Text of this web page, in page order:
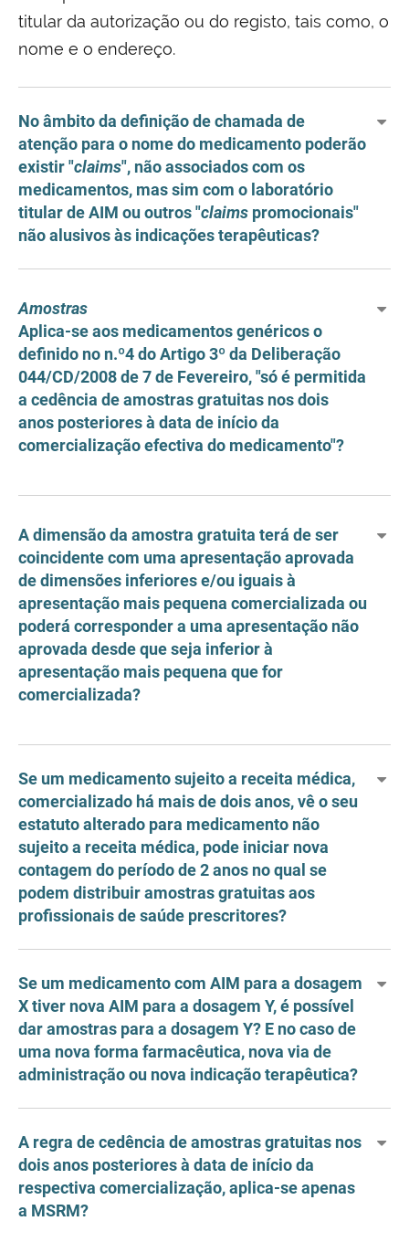
titular da autorização ou do registo, tais como, o
nome e o endereço.
No âmbito da definição de chamada de
atenção para o nome do medicamento poderão
existir "claims", não associados com os
medicamentos, mas sim com o laboratório
titular de AIM ou outros "claims promocionais"
não alusivos às indicações terapêuticas?
Amostras
Aplica-se aos medicamentos genéricos o
definido no n.º4 do Artigo 3º da Deliberação
044/CD/2008 de 7 de Fevereiro, "só é permitida
a cedência de amostras gratuitas nos dois
anos posteriores à data de início da
comercialização efectiva do medicamento"?
A dimensão da amostra gratuita terá de ser
coincidente com uma apresentação aprovada
de dimensões inferiores e/ou iguais à
apresentação mais pequena comercializada ou
poderá corresponder a uma apresentação não
aprovada desde que seja inferior à
apresentação mais pequena que for
comercializada?
Se um medicamento sujeito a receita médica,
comercializado há mais de dois anos, vê o seu
estatuto alterado para medicamento não
sujeito a receita médica, pode iniciar nova
contagem do período de 2 anos no qual se
podem distribuir amostras gratuitas aos
profissionais de saúde prescritores?
Se um medicamento com AIM para a dosagem
X tiver nova AIM para a dosagem Y, é possível
dar amostras para a dosagem Y? E no caso de
uma nova forma farmacêutica, nova via de
administração ou nova indicação terapêutica?
A regra de cedência de amostras gratuitas nos
dois anos posteriores à data de início da
respectiva comercialização, aplica-se apenas
a MSRM?